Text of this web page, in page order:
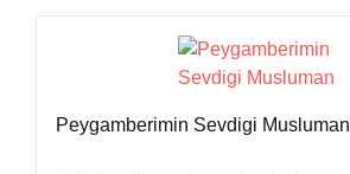
Peygamberimin Sevdigi Musluman